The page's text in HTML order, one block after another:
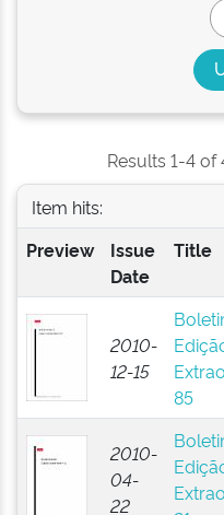
Results 1-4 of
Item hits:
Preview
Issue
Date
Title
2010-
12-15
85
2010-
04-
22